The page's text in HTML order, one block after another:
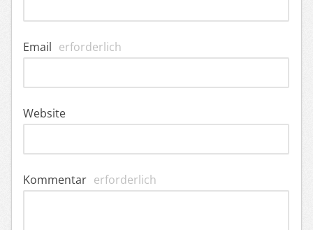
Email erforderlich
Website
Kommentar erforderlich